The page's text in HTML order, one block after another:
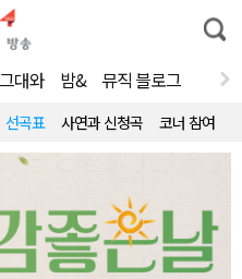
통
합
대와 밤& 뮤직 블로그
선곡표 사연과 신청곡 코너 참여